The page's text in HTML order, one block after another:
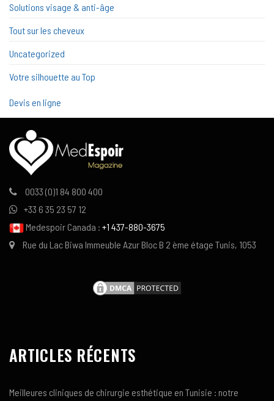
Solutions visage & anti-âge
Tout sur les cheveux
Uncategorized
Votre silhouette au Top
Devis en ligne
0033 (0)1 84 800 400
+33 6 35 23 57 12
Medespoir Canada : +1 437-880-3675
Rue du Lac Biwa Immeuble Azur Bloc B 2 ème étage Tunis, 1053
ARTICLES RÉCENTS
Meilleures cliniques de chirurgie esthétique en Tunisie : notre